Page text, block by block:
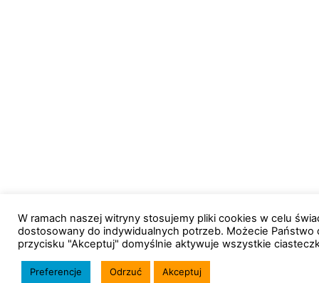
W ramach naszej witryny stosujemy pliki cookies w celu
dostosowany do indywidualnych potrzeb. Możecie
przycisku "Akceptuj" domyślnie aktywuje wszystkie
Preferencje Odrzuć Akceptuj